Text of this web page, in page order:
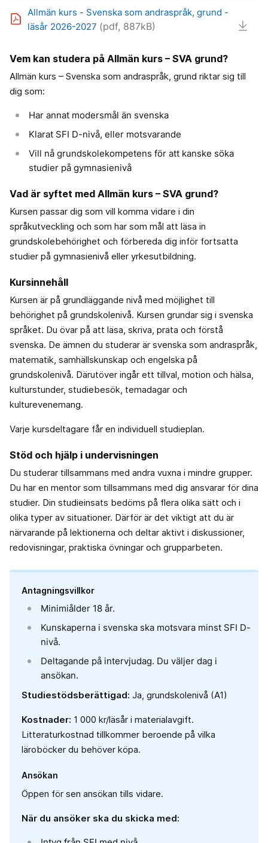
Allmän kurs - Svenska som andraspråk, grund -
läsår 2026-2027 (pdf, 887kB)
Vem kan studera på Allmän kurs – SVA grund?
Allmän kurs – Svenska som andraspråk, grund riktar sig till
dig som:
Har annat modersmål än svenska
Klarat SFI D-nivå, eller motsvarande
Vill nå grundskolekompetens för att kanske söka
studier på gymnasie­nivå
Vad är syftet med Allmän kurs – SVA grund?
Kursen passar dig som vill komma vidare i din
språkutveckling och som har som mål att läsa in
grundskolebehörighet och förbereda dig inför fortsatta
studier på gymnasienivå eller yrkesutbildning.
Kursinnehåll
Kursen är på grundläggande nivå med möjlighet till
behörighet på grundskolenivå. Kursen grundar sig i svenska
språket. Du övar på att läsa, skriva, prata och förstå
svenska. De ämnen du studerar är svenska som andraspråk,
matematik, samhällskunskap och engelska på
grundskolenivå. Därutöver ingår ett tillval, motion och hälsa,
kulturstunder, studiebesök, temadagar och
kulturevenemang.
Varje kursdeltagare får en individuell studieplan.
Stöd och hjälp i undervisningen
Du studerar tillsammans med andra vuxna i mindre grupper.
Du har en mentor som tillsammans med dig ansvarar för dina
studier. Din studieinsats bedöms på flera olika sätt och i
olika typer av situationer. Därför är det viktigt att du är
närvarande på lektionerna och deltar aktivt i diskussioner,
redovisningar, praktiska övningar och grupparbeten.
Antagningsvillkor
Minimiålder 18 år.
Kunskaperna i svenska ska motsvara minst SFI D-
nivå.
Deltagande på intervjudag. Du väljer dag i
ansökan.
Studiestödsberättigad: Ja, grundskolenivå (A1)
Kostnader: 1 000 kr/läsår i materialavgift.
Litteraturkostnad tillkommer beroende på vilka
läroböcker du behöver köpa.
Ansökan
Öppen för sen ansökan tills vidare.
När du ansöker ska du skicka med: